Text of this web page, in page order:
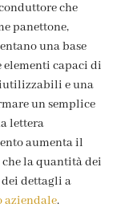
che
panettone,
una base
elementi capaci di
e una
un semplice
lettera
aumenta il
la quantità dei
dettagli a
aziendale.